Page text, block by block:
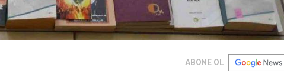
ABONE OL